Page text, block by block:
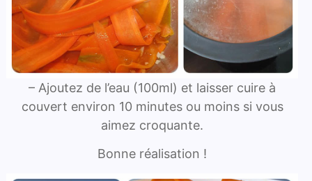
– Ajoutez de l’eau (100ml) et laisser cuire à
couvert environ 10 minutes ou moins si vous
aimez croquante.
Bonne réalisation !